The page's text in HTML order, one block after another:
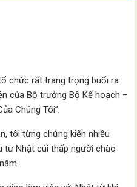
chức rất trang trọng buổi ra
của Bộ trưởng Bộ Kế hoạch –
Chúng Tôi”.
tôi từng chứng kiến nhiều
tư Nhật cúi thấp người chào